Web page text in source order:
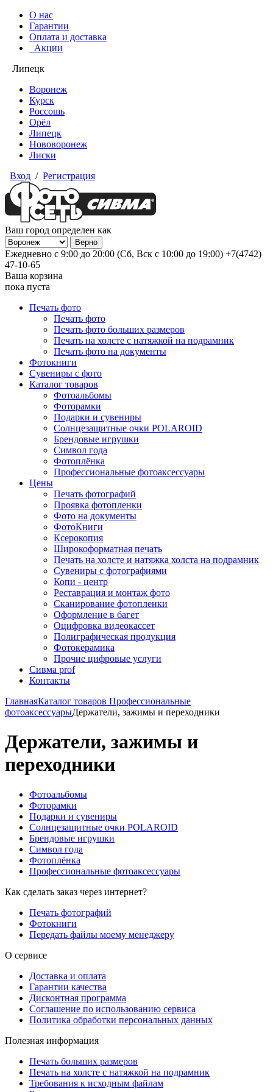
О нас
Гарантии
Оплата и доставка
Акции
Липецк
Воронеж
Курск
Россошь
Орёл
Липецк
Нововоронеж
Лиски
Вход / Регистрация
Ваш город определен как
Ежедневно с 9:00 до 20:00 (Сб, Вск с 10:00 до 19:00) +7(4742)
47-10-65
Ваша корзина
пока пуста
Печать фото
Печать фото
Печать фото больших размеров
Печать на холсте с натяжкой на подрамник
Печать фото на документы
Фотокниги
Сувениры с фото
Каталог товаров
Фотоальбомы
Фоторамки
Подарки и сувениры
Солнцезащитные очки POLAROID
Брендовые игрушки
Символ года
Фотоплёнка
Профессиональные фотоаксессуары
Цены
Печать фотографий
Проявка фотопленки
Фото на документы
ФотоКниги
Ксерокопия
Широкоформатная печать
Печать на холсте и натяжка холста на подрамник
Сувениры с фотографиями
Копи - центр
Реставрация и монтаж фото
Сканирование фотопленки
Оформление в багет
Оцифровка видеокассет
Полиграфическая продукция
Фотокерамика
Прочие цифровые услуги
Сивма prof
Контакты
ГлавнаяКаталог товаров Профессиональные
фотоаксессуарыДержатели, зажимы и переходники
Держатели, зажимы и
переходники
Фотоальбомы
Фоторамки
Подарки и сувениры
Солнцезащитные очки POLAROID
Брендовые игрушки
Символ года
Фотоплёнка
Профессиональные фотоаксессуары
Как сделать заказ через интернет?
Печать фотографий
Фотокниги
Передать файлы моему менеджеру
О сервисе
Доставка и оплата
Гарантии качества
Дисконтная программа
Соглашение по использованию сервиса
Политика обработки персональных данных
Полезная информация
Печать больших размеров
Печать на холсте c натяжкой на подрамник
Требования к исходным файлам